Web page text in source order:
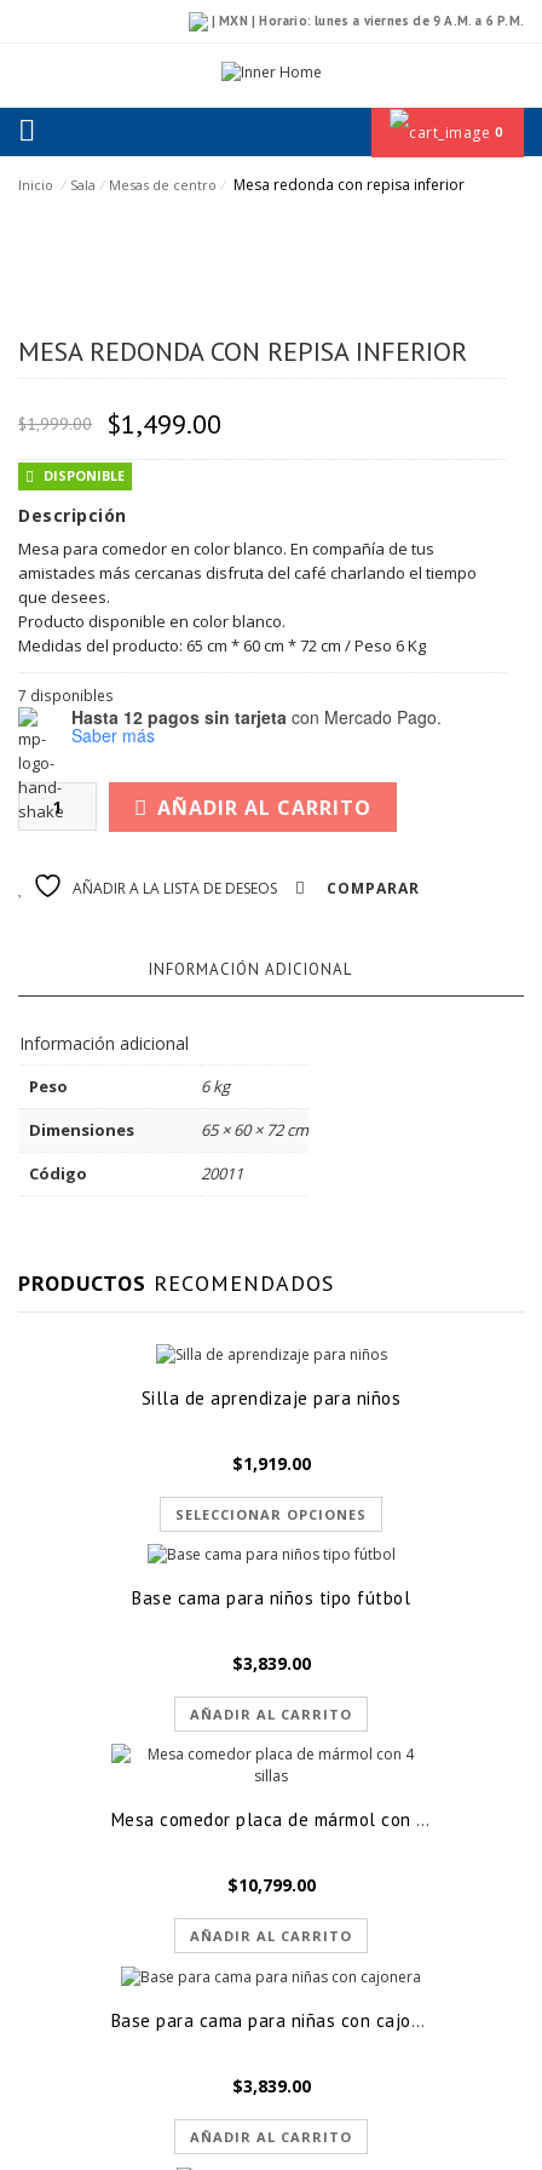
| MXN | Horario: lunes a viernes de 9 A.M. a 6 P.M.
0
Inicio ⁄ Sala ⁄ Mesas de centro ⁄ Mesa redonda con repisa inferior
MESA REDONDA CON REPISA INFERIOR
$1,999.00 El precio original era:
$1,499.00
DISPONIBLE
Descripción
Mesa para comedor en color blanco. En compañía de tus
amistades más cercanas disfruta del café charlando el tiempo
que desees.
Producto disponible en color blanco.
Medidas del producto: 65 cm * 60 cm * 72 cm / Peso 6 Kg
7 disponibles
Hasta 12 pagos sin tarjeta con Mercado Pago.
Saber más
AÑADIR AL CARRITO
AÑADIR A LA LISTA DE DESEOS COMPARAR
INFORMACIÓN ADICIONAL
Información adicional
Peso
6 kg
Dimensiones
65 × 60 × 72 cm
Código
20011
PRODUCTOS RECOMENDADOS
Silla de aprendizaje para niños
$1,919.00
SELECCIONAR OPCIONES
Base cama para niños tipo fútbol
$3,839.00
AÑADIR AL CARRITO
Mesa comedor placa de mármol con 4 sillas
$10,799.00
AÑADIR AL CARRITO
Base para cama para niñas con cajonera
$3,839.00
AÑADIR AL CARRITO